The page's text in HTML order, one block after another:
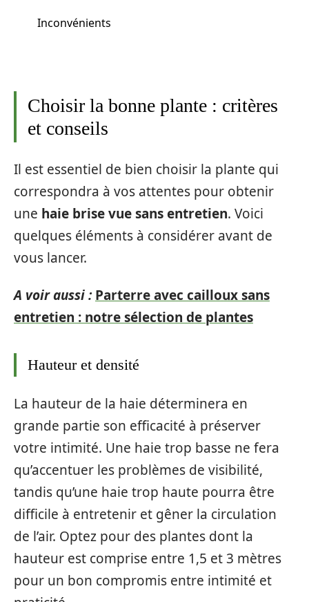
Inconvénients
Choisir la bonne plante : critères
et conseils
Il est essentiel de bien choisir la plante qui
correspondra à vos attentes pour obtenir
une haie brise vue sans entretien. Voici
quelques éléments à considérer avant de
vous lancer.
A voir aussi : Parterre avec cailloux sans
entretien : notre sélection de plantes
Hauteur et densité
La hauteur de la haie déterminera en
grande partie son efficacité à préserver
votre intimité. Une haie trop basse ne fera
qu’accentuer les problèmes de visibilité,
tandis qu’une haie trop haute pourra être
difficile à entretenir et gêner la circulation
de l’air. Optez pour des plantes dont la
hauteur est comprise entre 1,5 et 3 mètres
pour un bon compromis entre intimité et